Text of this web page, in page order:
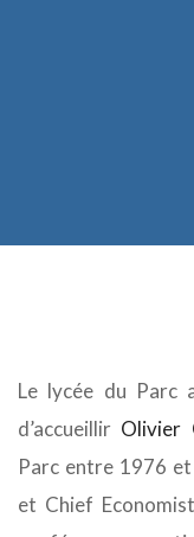
Le lycée du Parc
d’accueillir Olivier
Parc entre 1976
et Chief